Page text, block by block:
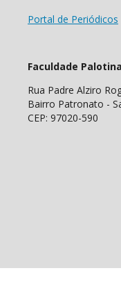
Portal de Periódicos
Faculdade
Rua Padre Alziro
Bairro Patronato -
CEP: 97020-590